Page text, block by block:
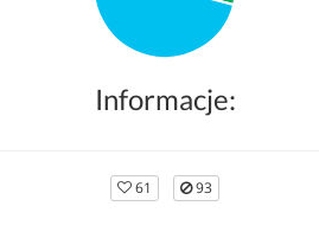
Informacje:
61 93